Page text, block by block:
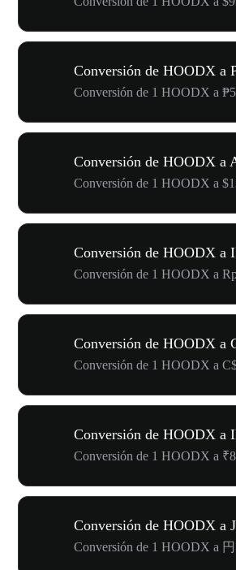
Conversión de HOODX a
Conversión de 1 HOODX a
Conversión de HOODX a
Conversión de 1 HOODX a
Conversión de HOODX a
Conversión de 1 HOODX a
Conversión de HOODX a
Conversión de 1 HOODX a
Conversión de HOODX a
Conversión de 1 HOODX a
Conversión de HOODX a
Conversión de 1 HOODX a